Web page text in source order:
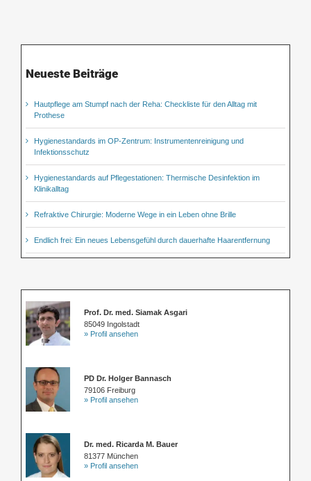
Neueste Beiträge
Hautpflege am Stumpf nach der Reha: Checkliste für den Alltag mit
Prothese
Hygienestandards im OP-Zentrum: Instrumentenreinigung und
Infektionsschutz
Hygienestandards auf Pflegestationen: Thermische Desinfektion im
Klinikalltag
Refraktive Chirurgie: Moderne Wege in ein Leben ohne Brille
Endlich frei: Ein neues Lebensgefühl durch dauerhafte Haarentfernung
Prof. Dr. med. Siamak Asgari
85049 Ingolstadt
» Profil ansehen
PD Dr. Holger Bannasch
79106 Freiburg
» Profil ansehen
Dr. med. Ricarda M. Bauer
81377 München
» Profil ansehen